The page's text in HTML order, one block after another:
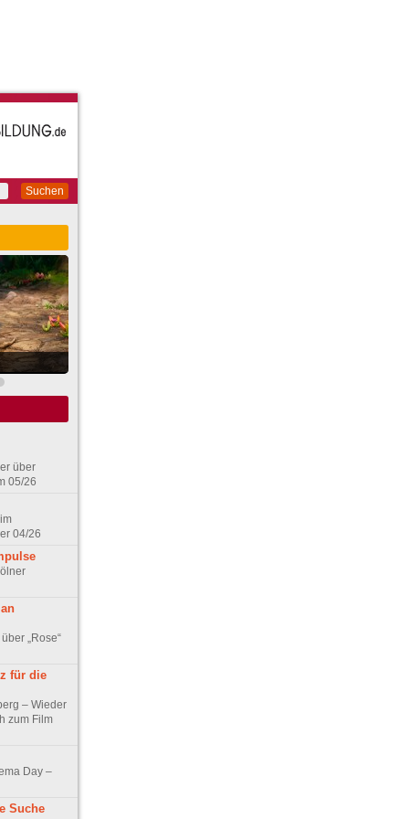
Suchen
über
05/26
04/26
„Rose“
für die
– Wieder
zum Film
Day –
Suche